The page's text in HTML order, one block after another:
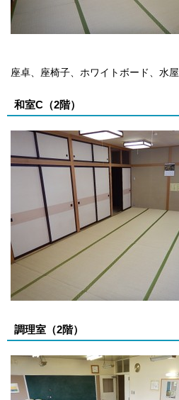
座卓、座椅子、ホワイトボード、水屋
和室C（2階）
調理室（2階）